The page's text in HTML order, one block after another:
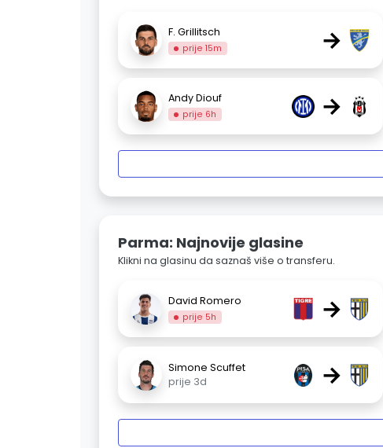
F. Grillitsch
prije 15m →
Andy Diouf
prije 6h →
Parma: Najnovije glasine
Klikni na glasinu da saznaš više o transferu.
David Romero
prije 5h →
Simone Scuffet
prije 3d
→